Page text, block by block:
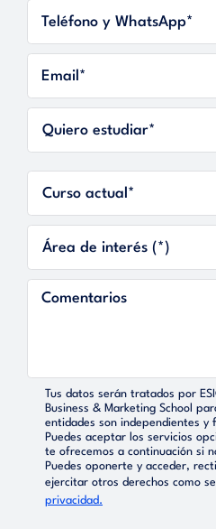
Tus datos serán tratados por
Business & Marketing School
entidades son independientes y
Puedes aceptar los servicios
te ofrecemos a continuación si
Puedes oponerte y acceder,
ejercitar otros derechos como
privacidad.